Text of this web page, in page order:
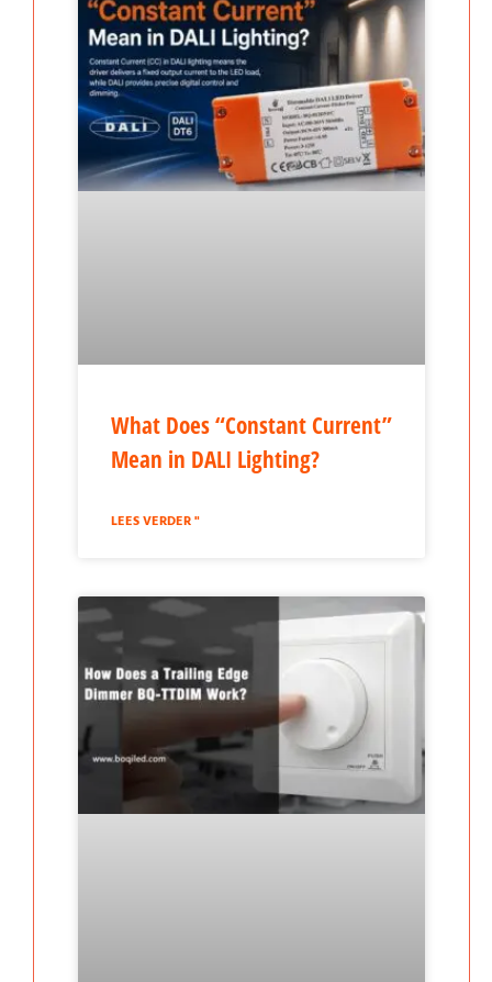
What Does “Constant Current”
Mean in DALI Lighting?
LEES VERDER "